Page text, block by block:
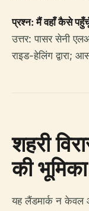
प्रश्न: मैं वहाँ कैसे
उत्तर: पासर सेनी
राइड-हेलिंग द्वारा;
शहरी
की भूमिका
यह लैंडमार्क न केवल